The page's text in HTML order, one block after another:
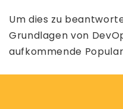
Um dies zu
Grundlagen von
aufkommende